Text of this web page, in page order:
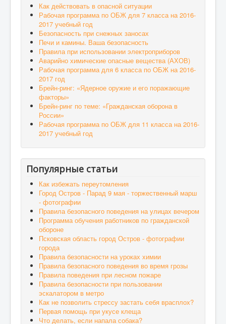
Как действовать в опасной ситуации
Рабочая программа по ОБЖ для 7 класса на 2016-
2017 учебный год
Безопасность при снежных заносах
Печи и камины. Ваша безопасность
Правила при использовании электроприборов
Аварийно химические опасные вещества (АХОВ)
Рабочая программа для 6 класса по ОБЖ на 2016-
2017 год
Брейн-ринг: «Ядерное оружие и его поражающие
факторы»
Брейн-ринг по теме: «Гражданская оборона в
России»
Рабочая программа по ОБЖ для 11 класса на 2016-
2017 учебный год
Популярные статьи
Как избежать переутомления
Город Остров - Парад 9 мая - торжественный марш
- фотографии
Правила безопасного поведения на улицах вечером
Программа обучения работников по гражданской
обороне
Псковская область город Остров - фотографии
города
Правила безопасности на уроках химии
Правила безопасного поведения во время грозы
Правила поведения при лесном пожаре
Правила безопасности при пользовании
эскалатором в метро
Как не позволить стрессу застать себя врасплох?
Первая помощь при укусе клеща
Что делать, если напала собака?